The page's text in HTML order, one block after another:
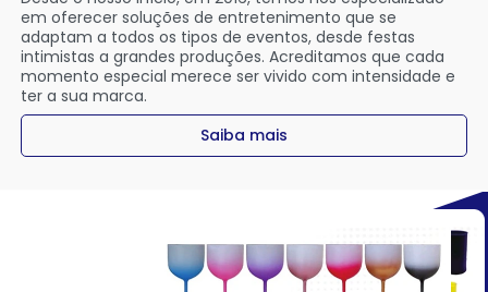
em oferecer soluções de entretenimento que se
adaptam a todos os tipos de eventos, desde festas
intimistas a grandes produções. Acreditamos que cada
momento especial merece ser vivido com intensidade e
ter a sua marca.
Saiba mais